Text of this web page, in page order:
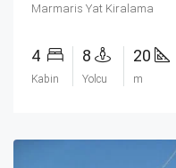
Marmaris Yat Kiralama
4
Kabin
8
Yolcu
20
m